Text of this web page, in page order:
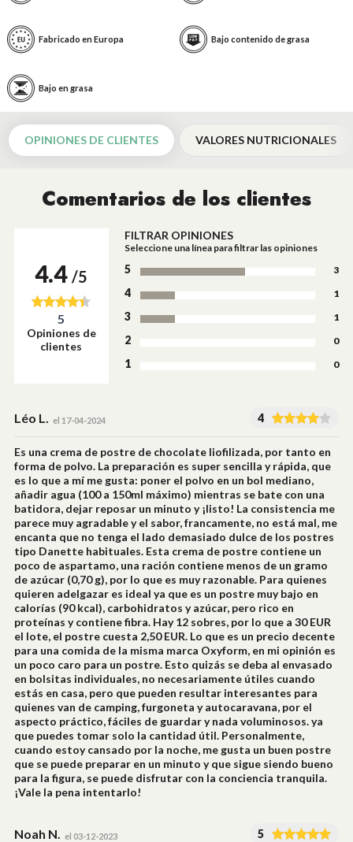
Fabricado en Europa Bajo contenido de grasa
Bajo en grasa
OPINIONES DE CLIENTES VALORES NUTRICIONALES
Comentarios de los clientes
4.4 /5
5
Opiniones de
clientes
FILTRAR OPINIONES
Seleccione una línea para filtrar las opiniones
5 3
4 1
3 1
2 0
1 0
Léo L. el 17-04-2024 4
Es una crema de postre de chocolate liofilizada, por tanto en
forma de polvo. La preparación es super sencilla y rápida, que
es lo que a mí me gusta: poner el polvo en un bol mediano,
añadir agua (100 a 150ml máximo) mientras se bate con una
batidora, dejar reposar un minuto y ¡listo! La consistencia me
parece muy agradable y el sabor, francamente, no está mal, me
encanta que no tenga el lado demasiado dulce de los postres
tipo Danette habituales. Esta crema de postre contiene un
poco de aspartamo, una ración contiene menos de un gramo
de azúcar (0,70 g), por lo que es muy razonable. Para quienes
quieren adelgazar es ideal ya que es un postre muy bajo en
calorías (90 kcal), carbohidratos y azúcar, pero rico en
proteínas y contiene fibra. Hay 12 sobres, por lo que a 30 EUR
el lote, el postre cuesta 2,50 EUR. Lo que es un precio decente
para una comida de la misma marca Oxyform, en mi opinión es
un poco caro para un postre. Esto quizás se deba al envasado
en bolsitas individuales, no necesariamente útiles cuando
estás en casa, pero que pueden resultar interesantes para
quienes van de camping, furgoneta y autocaravana, por el
aspecto práctico, fáciles de guardar y nada voluminosos. ya
que puedes tomar solo la cantidad útil. Personalmente,
cuando estoy cansado por la noche, me gusta un buen postre
que se puede preparar en un minuto y que sigue siendo bueno
para la figura, se puede disfrutar con la conciencia tranquila.
¡Vale la pena intentarlo!
Noah N. el 03-12-2023 5